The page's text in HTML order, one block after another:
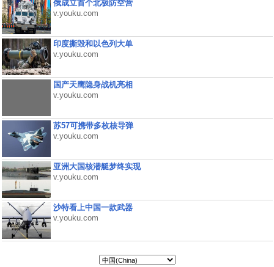
俄成立首个北极防空营
v.youku.com
印度撕毁和以色列大单
v.youku.com
国产天鹰隐身战机亮相
v.youku.com
苏57可携带多枚核导弹
v.youku.com
亚洲大国核潜艇梦终实现
v.youku.com
沙特看上中国一款武器
v.youku.com